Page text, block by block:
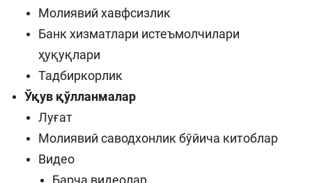
Молиявий хавфсизлик
Банк хизматлари истеъмолчилари
ҳуқуқлари
Тадбиркорлик
Ўқув қўлланмалар
Луғат
Молиявий саводхонлик бўйича китоблар
Видео
Барча видеолар